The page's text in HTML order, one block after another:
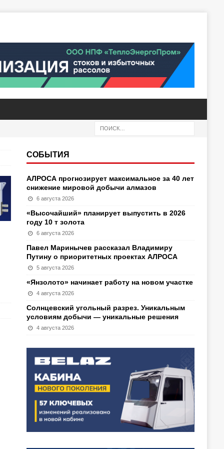
СОБЫТИЯ
АЛРОСА прогнозирует максимальное за 40 лет
снижение мировой добычи алмазов
6 августа 2026
«Высочайший» планирует выпустить в 2026
году 10 т золота
6 августа 2026
Павел Маринычев рассказал Владимиру
Путину о приоритетных проектах АЛРОСА
5 августа 2026
«Янзолото» начинает работу на новом участке
4 августа 2026
Солнцевский угольный разрез. Уникальным
условиям добычи — уникальные решения
4 августа 2026